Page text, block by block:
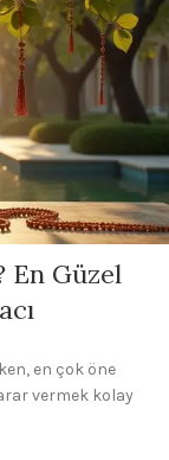
En Güzel
en çok öne
vermek kolay